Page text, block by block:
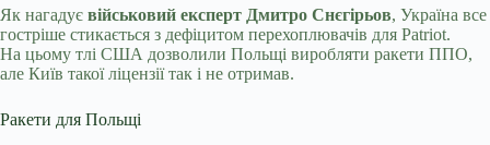
Як нагадує військовий експерт Дмитро Снєгірьов, Україна все
гостріше стикається з дефіцитом перехоплювачів для Patriot.
На цьому тлі США дозволили Польщі виробляти ракети ППО,
але Київ такої ліцензії так і не отримав.
Ракети для Польщі